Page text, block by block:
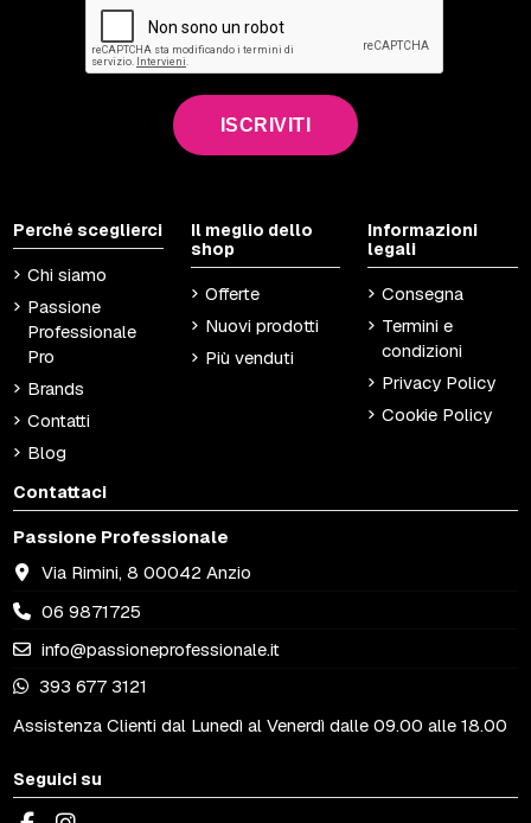
ISCRIVITI
Perché sceglierci
Chi siamo
Passione
Professionale
Pro
Brands
Contatti
Blog
Il meglio dello
shop
Offerte
Nuovi prodotti
Più venduti
Informazioni
legali
Consegna
Termini e
condizioni
Privacy Policy
Cookie Policy
Contattaci
Passione Professionale
Via Rimini, 8 00042 Anzio
06 9871725
info@passioneprofessionale.it
393 677 3121
Assistenza Clienti dal Lunedì al Venerdì dalle 09.00 alle 18.00
Seguici su